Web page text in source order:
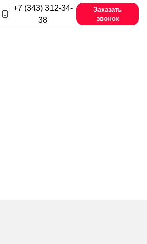
+7 (343) 312-34-
38
Заказать
звонок